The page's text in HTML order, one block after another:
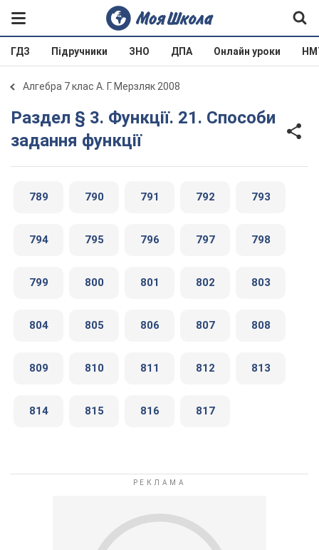
ГДЗ Підручники ЗНО ДПА Онлайн уроки
Алгебра 7 клас А. Г. Мерзляк 2008
Раздел § 3. Функції. 21. Способи
задання функції
789 790 791 792 793
794 795 796 797 798
799 800 801 802 803
804 805 806 807 808
809 810 811 812 813
814 815 816 817